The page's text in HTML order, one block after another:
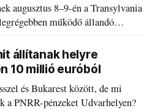
augusztus 8–9-én a Transylvania
működő állandó
állítanak helyre
10 millió euróból
és Bukarest között, de mi
PNRR-pénzeket Udvarhelyen?